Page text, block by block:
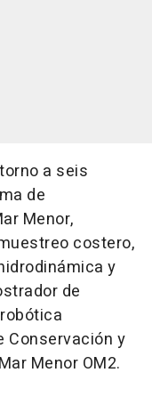
a seis
de
Menor,
costero,
y
de
Conservación y
Menor OM2.